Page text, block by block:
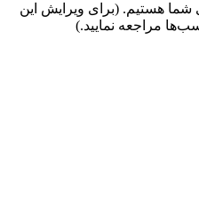
شما هستیم. (برای ویرایش این
مراجعه نمایید.)